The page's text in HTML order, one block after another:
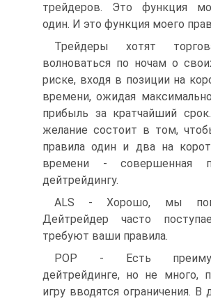
трейдеров. Это функция
один. И это функция моего
Трейдеры хотят
волноваться по ночам о
риске, входя в позиции на
времени, ожидая
прибыль за кратчайший
желание состоит в том,
правила один и два на
времени - совершенная
дейтрейдингу.
ALS - Хорошо, мы
Дейтрейдер часто
требуют ваши правила.
POP - Есть
дейтрейдинге, но не много,
игру вводятся ограничения. В